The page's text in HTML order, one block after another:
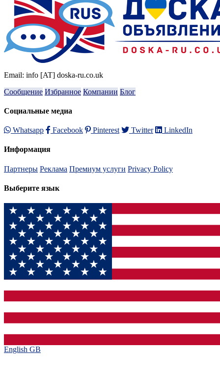
Email: info [AT] doska-ru.co.uk
Сообщение Избранное Компании Блог
Социальные медиа
Whatsapp Facebook Pinterest Twitter LinkedIn
Информация
Партнеры Реклама Премиум услуги Privacy Policy
Выберите язык
English GB‎